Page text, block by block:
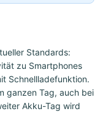
Standards:
zu Smartphones
Schnellladefunktion.
ganzen Tag, auch bei
Akku-Tag wird